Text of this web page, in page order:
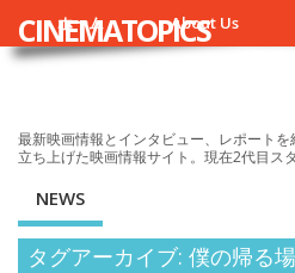
ホーム About Us
CINEMATOPICS
最新映画情報とインタビュー、レポート
立ち上げた映画情報サイト。現在2代目ス
NEWS
タグアーカイブ: 僕の帰る